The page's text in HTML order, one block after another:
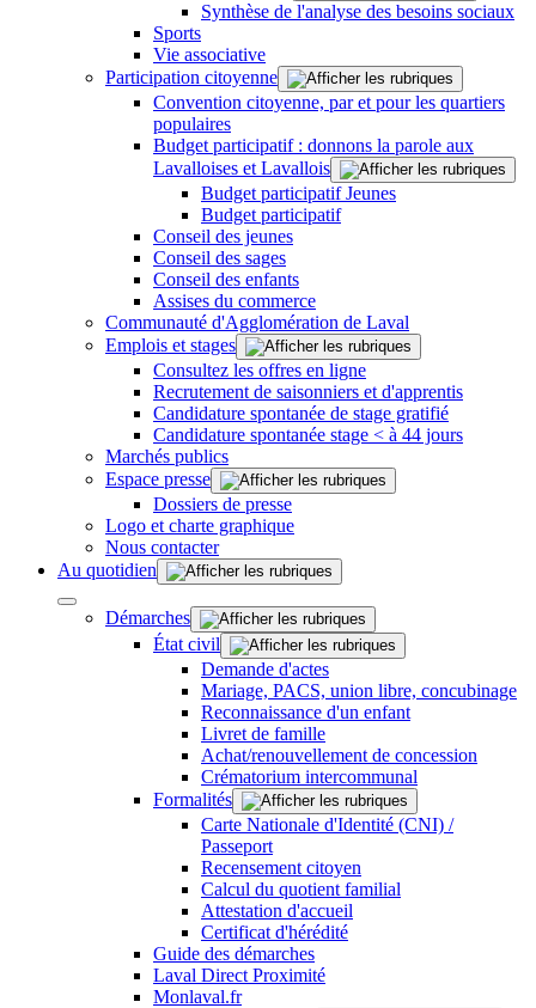
Synthèse de l'analyse des besoins sociaux
Sports
Vie associative
Participation citoyenne
Convention citoyenne, par et pour les quartiers
populaires
Budget participatif : donnons la parole aux
Lavalloises et Lavallois
Budget participatif Jeunes
Budget participatif
Conseil des jeunes
Conseil des sages
Conseil des enfants
Assises du commerce
Communauté d'Agglomération de Laval
Emplois et stages
Consultez les offres en ligne
Recrutement de saisonniers et d'apprentis
Candidature spontanée de stage gratifié
Candidature spontanée stage < à 44 jours
Marchés publics
Espace presse
Dossiers de presse
Logo et charte graphique
Nous contacter
Au quotidien
Démarches
État civil
Demande d'actes
Mariage, PACS, union libre, concubinage
Reconnaissance d'un enfant
Livret de famille
Achat/renouvellement de concession
Crématorium intercommunal
Formalités
Carte Nationale d'Identité (CNI) /
Passeport
Recensement citoyen
Calcul du quotient familial
Attestation d'accueil
Certificat d'hérédité
Guide des démarches
Laval Direct Proximité
Monlaval.fr